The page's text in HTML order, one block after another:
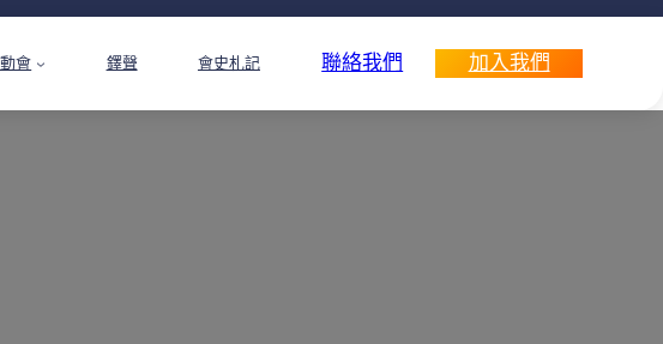
會 鐸聲 會史札記 聯絡我們 加入我們